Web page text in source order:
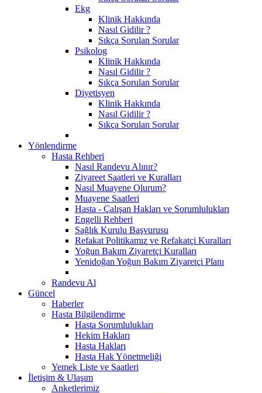
Ekg
Klinik Hakkında
Nasıl Gidilir ?
Sıkça Sorulan Sorular
Psikolog
Klinik Hakkında
Nasıl Gidilir ?
Sıkça Sorulan Sorular
Diyetisyen
Klinik Hakkında
Nasıl Gidilir ?
Sıkça Sorulan Sorular
Yönlendirme
Hasta Rehberi
Nasıl Randevu Alınır?
Ziyareet Saatleri ve Kuralları
Nasıl Muayene Olurum?
Muayene Saatleri
Hasta - Çalışan Hakları ve Sorumlulukları
Engelli Rehberi
Sağlık Kurulu Başvurusu
Refakat Politikamız ve Refakatçi Kuralları
Yoğun Bakım Ziyaretçi Kuralları
Yenidoğan Yoğun Bakım Ziyaretçi Planı
Randevu Al
Güncel
Haberler
Hasta Bilgilendirme
Hasta Sorumlulukları
Hekim Hakları
Hasta Hakları
Hasta Hak Yönetmeliği
Yemek Liste ve Saatleri
İletişim & Ulaşım
Anketlerimiz